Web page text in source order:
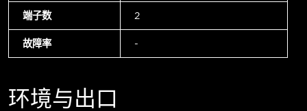
端子数 2
故障率 -
环境与出口